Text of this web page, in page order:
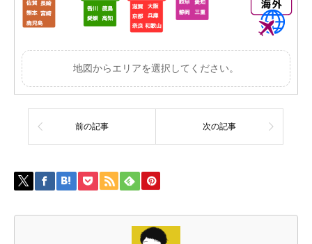
地図からエリアを選択してください。
前の記事 次の記事